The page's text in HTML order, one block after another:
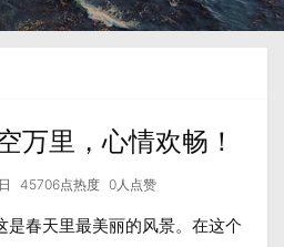
万里，心情欢畅！
45706点热度 0人点赞
是春天里最美丽的风景。在这个